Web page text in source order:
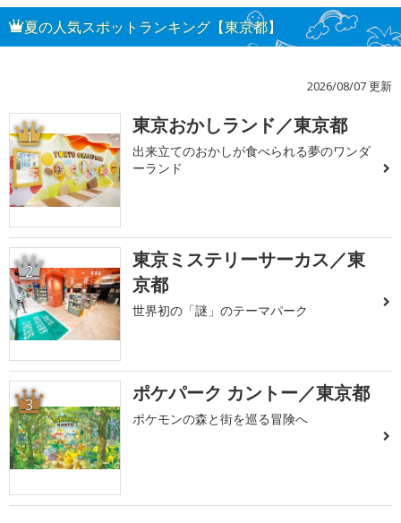
夏の人気スポットランキング【東京都】
2026/08/07 更新
1 東京おかしランド／東京都
出来立てのおかしが食べられる夢のワンダ
ーランド
2
東京ミステリーサーカス／東
京都
世界初の「謎」のテーマパーク
3 ポケパーク カントー／東京都
ポケモンの森と街を巡る冒険へ